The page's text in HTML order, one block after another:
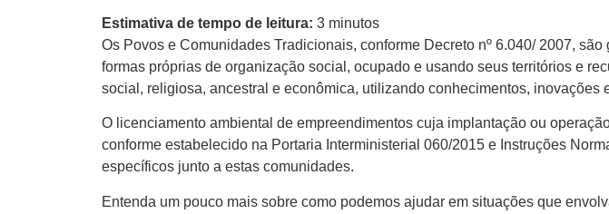
Estimativa de tempo de leitura: 3 minutos
Os Povos e Comunidades Tradicionais, conforme Decreto nº 6.040/ 2007,
formas próprias de organização social, ocupado e usando seus territórios e
social, religiosa, ancestral e econômica, utilizando conhecimentos,
O licenciamento ambiental de empreendimentos cuja implantação ou
conforme estabelecido na Portaria Interministerial 060/2015 e Instruções
específicos junto a estas comunidades.
Entenda um pouco mais sobre como podemos ajudar em situações que